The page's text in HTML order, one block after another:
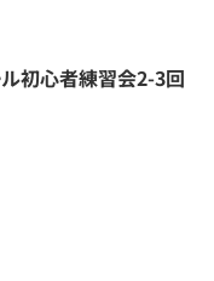
初心者練習会2-3回